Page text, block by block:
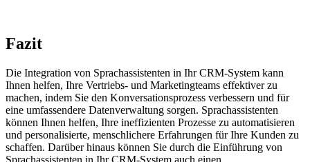
Fazit
Die Integration von Sprachassistenten in Ihr CRM-System kann
Ihnen helfen, Ihre Vertriebs- und Marketingteams effektiver zu
machen, indem Sie den Konversationsprozess verbessern und für
eine umfassendere Datenverwaltung sorgen. Sprachassistenten
können Ihnen helfen, Ihre ineffizienten Prozesse zu automatisieren
und personalisierte, menschlichere Erfahrungen für Ihre Kunden zu
schaffen. Darüber hinaus können Sie durch die Einführung von
Sprachassistenten in Ihr CRM-System auch einen